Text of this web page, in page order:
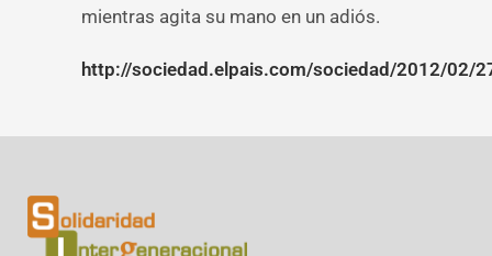
mientras agita su mano en un adiós.
http://sociedad.elpais.com/sociedad/2012/02/